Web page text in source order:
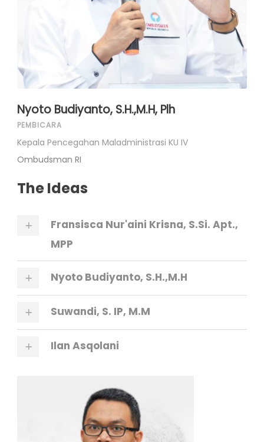
Nyoto Budiyanto, S.H.,M.H, Plh
PEMBICARA
Kepala Pencegahan Maladministrasi KU IV
Ombudsman RI
The Ideas
Fransisca Nur'aini Krisna, S.Si. Apt.,
MPP
Nyoto Budiyanto, S.H.,M.H
Suwandi, S. IP, M.M
Ilan Asqolani